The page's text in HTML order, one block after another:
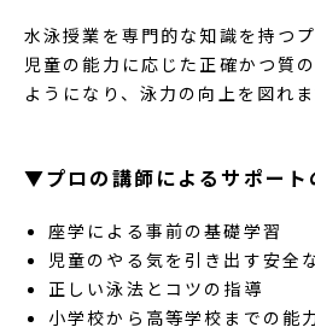
水泳授業を専門的な知識を持つ
児童の能力に応じた正確かつ質
ようになり、泳力の向上を図れま
▼プロの講師によるサポート
座学による事前の基礎学習
児童のやる気を引き出す安全
正しい泳法とコツの指導
小学校から高等学校までの能